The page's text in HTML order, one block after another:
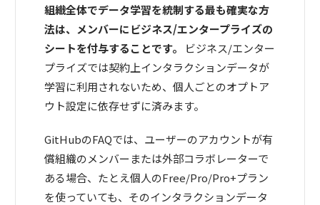
組織全体でデータ学習を統制する最も確実な方
法は、メンバーにビジネス/エンタープライズの
シートを付与することです。
ビジネス/エンター
プライズでは契約上インタラクションデータが
学習に利用されないため、個人ごとのオプトア
ウト設定に依存せずに済みます。
GitHubのFAQでは、ユーザーのアカウントが有
償組織のメンバーまたは外部コラボレーターで
ある場合、たとえ個人のFree/Pro/Pro+プラン
を使っていても、そのインタラクションデータ